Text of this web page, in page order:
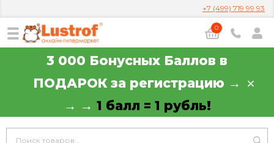
+7 (499) 719 99 93
0
3 000 Бонусных Баллов в
ПОДАРОК за регистрацию →
→ → 1 балл = 1 рубль!